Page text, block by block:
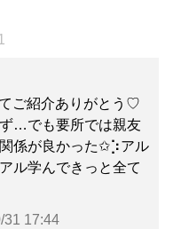
ご紹介ありがとう♡
…でも要所では親友
係が良かった✩⡱アル
ル学んできっと全て
31 17:44